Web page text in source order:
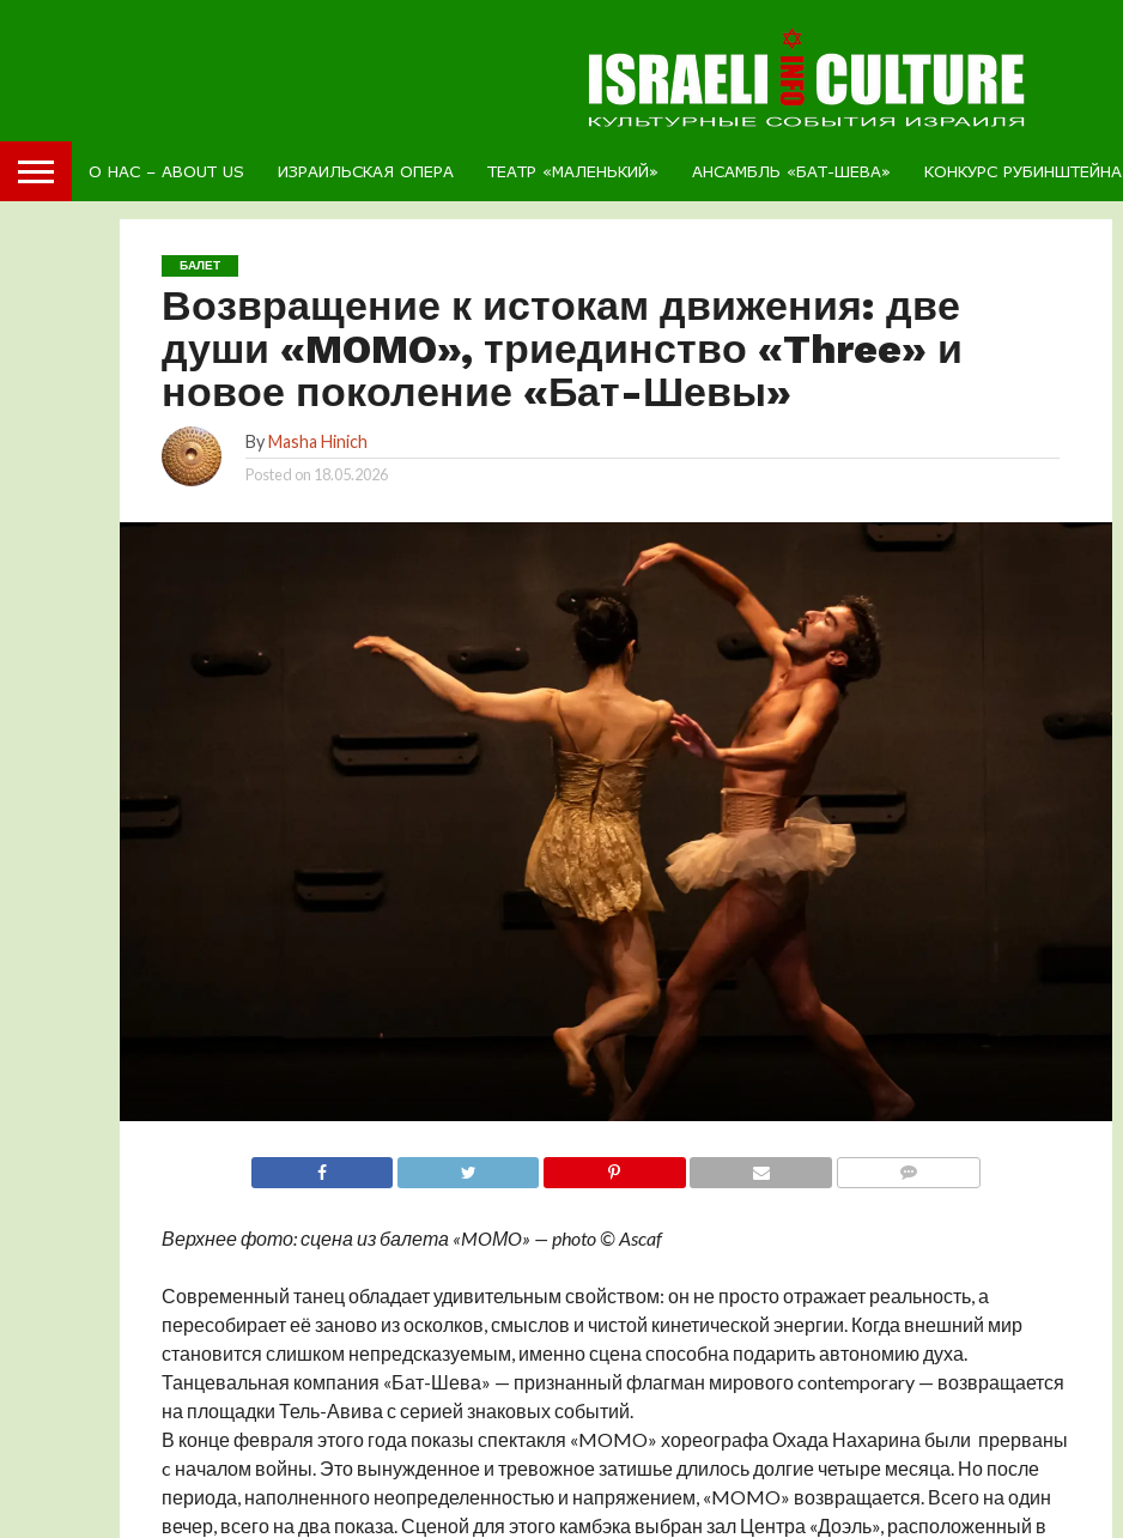
О НАС – ABOUT US ИЗРАИЛЬСКАЯ ОПЕРА ТЕАТР «МАЛЕНЬКИЙ» АНСАМБЛЬ «БАТ-ШЕВА» КОНКУРС РУБИНШТЕЙНА
БАЛЕТ
Возвращение к истокам движения: две
души «MOMO», триединство «Three» и
новое поколение «Бат-Шевы»
ByMasha Hinich
Posted on 18.05.2026
Верхнее фото: сцена из балета «MOМO» — photo © Ascaf
Современный танец обладает удивительным свойством: он не просто отражает реальность, а
пересобирает её заново из осколков, смыслов и чистой кинетической энергии. Когда внешний мир
становится слишком непредсказуемым, именно сцена способна подарить автономию духа.
Танцевальная компания «Бат-Шева» — признанный флагман мирового contemporary — возвращается
на площадки Тель-Авива с серией знаковых событий.
В конце февраля этого года показы спектакля «MOMO» хореографа Охада Нахарина были прерваны
c началом войны. Это вынужденное и тревожное затишье длилось долгие четыре месяца. Но после
периода, наполненного неопределенностью и напряжением, «MOMO» возвращается. Всего на один
вечер, всего на два показа. Сценой для этого камбэка выбран зал Центра «Доэль», расположенный в